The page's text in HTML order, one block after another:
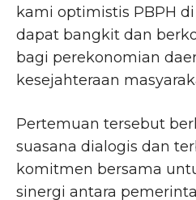
kami optimistis PBPH
dapat bangkit dan
bagi perekonomian
kesejahteraan
Pertemuan tersebut
suasana dialogis dan
komitmen bersama
sinergi antara